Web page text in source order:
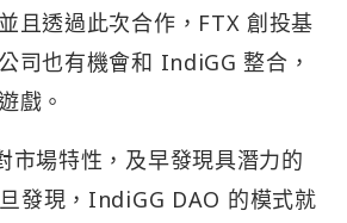
且透過此次合作，FTX 創投基
司也有機會和 IndiGG 整合，
戲。
市場特性，及早發現具潛力的
發現，IndiGG DAO 的模式就